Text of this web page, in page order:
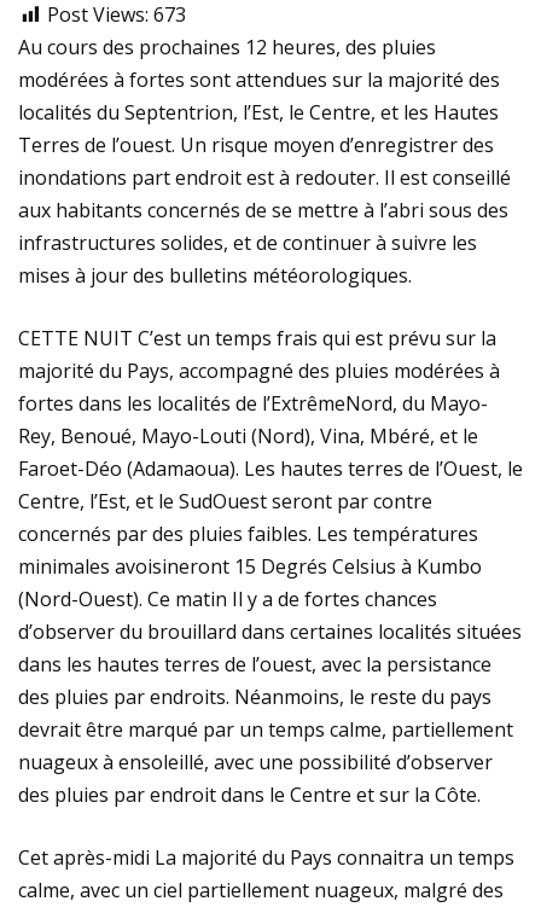
Post Views: 673
Au cours des prochaines 12 heures, des pluies
modérées à fortes sont attendues sur la majorité des
localités du Septentrion, l’Est, le Centre, et les Hautes
Terres de l’ouest. Un risque moyen d’enregistrer des
inondations part endroit est à redouter. Il est conseillé
aux habitants concernés de se mettre à l’abri sous des
infrastructures solides, et de continuer à suivre les
mises à jour des bulletins météorologiques.
CETTE NUIT C’est un temps frais qui est prévu sur la
majorité du Pays, accompagné des pluies modérées à
fortes dans les localités de l’ExtrêmeNord, du Mayo-
Rey, Benoué, Mayo-Louti (Nord), Vina, Mbéré, et le
Faroet-Déo (Adamaoua). Les hautes terres de l’Ouest, le
Centre, l’Est, et le SudOuest seront par contre
concernés par des pluies faibles. Les températures
minimales avoisineront 15 Degrés Celsius à Kumbo
(Nord-Ouest). Ce matin Il y a de fortes chances
d’observer du brouillard dans certaines localités situées
dans les hautes terres de l’ouest, avec la persistance
des pluies par endroits. Néanmoins, le reste du pays
devrait être marqué par un temps calme, partiellement
nuageux à ensoleillé, avec une possibilité d’observer
des pluies par endroit dans le Centre et sur la Côte.
Cet après-midi La majorité du Pays connaitra un temps
calme, avec un ciel partiellement nuageux, malgré des